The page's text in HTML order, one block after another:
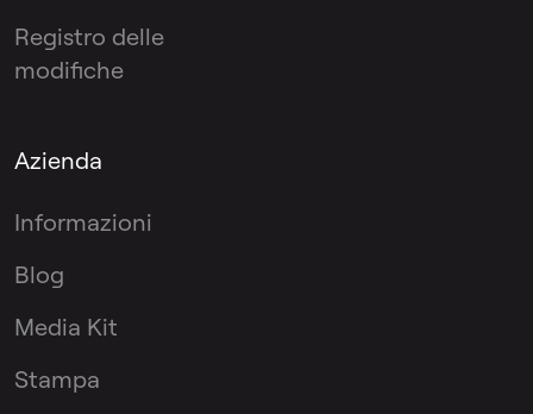
Registro delle
modifiche
Azienda
Informazioni
Blog
Media Kit
Stampa